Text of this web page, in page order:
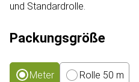
und Standardrolle.
Packungsgröße
Meter
Rolle 50 m